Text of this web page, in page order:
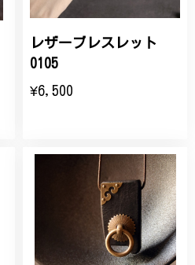
レザーブレスレット
0105
¥6,500